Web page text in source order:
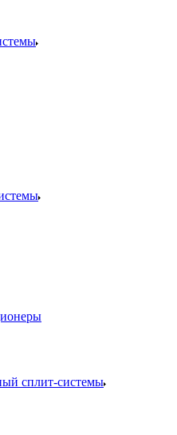
сплит-системы